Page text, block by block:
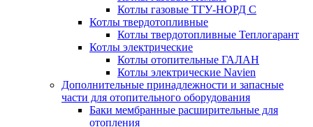
Котлы газовые ТГУ-НОРД С
Котлы твердотопливные
Котлы твердотопливные Теплогарант
Котлы электрические
Котлы отопительные ГАЛАН
Котлы электрические Navien
Дополнительные принадлежности и запасные
части для отопительного оборудования
Баки мембранные расширительные для
отопления